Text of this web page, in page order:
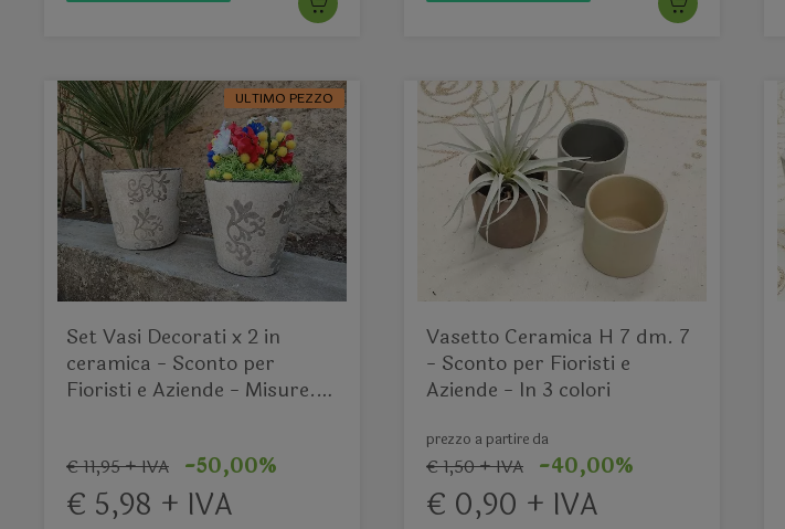
ULTIMO PEZZO
Set Vasi Decorati x 2 in
ceramica - Sconto per
Fioristi e Aziende - Misure.
€ 11,95 + IVA -50,00%
€ 5,98 + IVA
Vasetto Ceramica H 7 dm. 7
- Sconto per Fioristi e
Aziende - In 3 colori
prezzo a partire da
€ 1,50 + IVA -40,00%
€ 0,90 + IVA